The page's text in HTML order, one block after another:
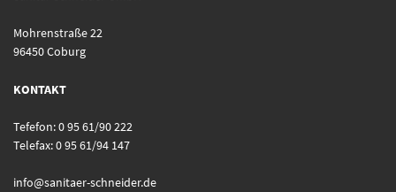
Mohrenstraße 22
96450 Coburg
KONTAKT
Tefefon: 0 95 61/90 222
Telefax: 0 95 61/94 147
info@sanitaer-schneider.de